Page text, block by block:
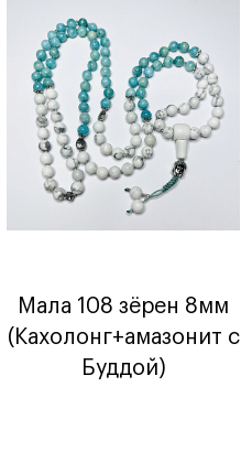
Мала 108 зёрен 8мм
(Кахолонг+амазонит с
Буддой)